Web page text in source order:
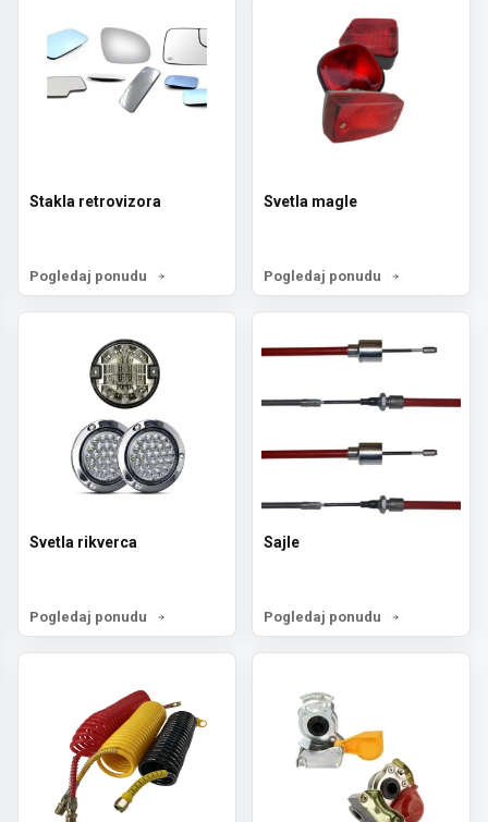
Stakla retrovizora
Pogledaj ponudu
Svetla magle
Pogledaj ponudu
Svetla rikverca
Pogledaj ponudu
Sajle
Pogledaj ponudu